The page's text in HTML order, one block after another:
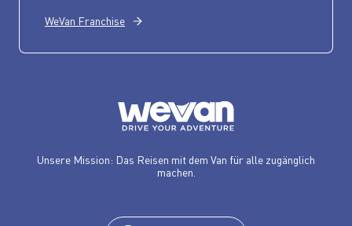
WeVan Franchise
Unsere Mission: Das Reisen mit dem Van für alle zugänglich
machen.